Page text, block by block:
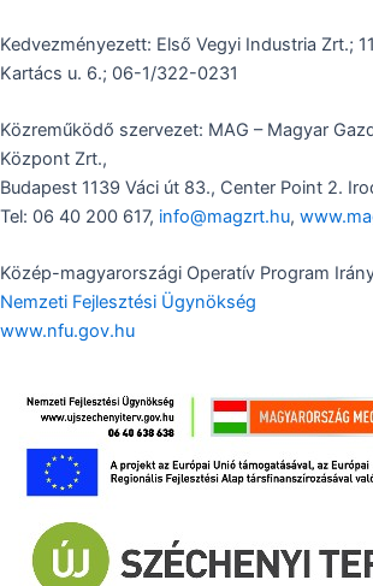
Kedvezményezett: Első Vegyi Industria Zrt.;
Kartács u. 6.; 06-1/322-0231
Közreműködő szervezet: MAG – Magyar
Központ Zrt.,
Budapest 1139 Váci út 83., Center Point 2.
Tel: 06 40 200 617, info@magzrt.hu,
Közép-magyarországi Operatív Program
Nemzeti Fejlesztési Ügynökség
www.nfu.gov.hu